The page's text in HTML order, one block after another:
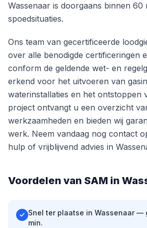
Wassenaar is doorgaans binnen 60
spoedsituaties.
Ons team van gecertificeerde
over alle benodigde certificeringen
conform de geldende wet- en
erkend voor het uitvoeren van
waterinstallaties en het ontstoppen
project ontvangt u een overzicht
werkzaamheden en bieden wij
werk. Neem vandaag nog contact
hulp of vrijblijvend advies in
Voordelen van SAM in
Snel ter plaatse in Wassenaar —
min.